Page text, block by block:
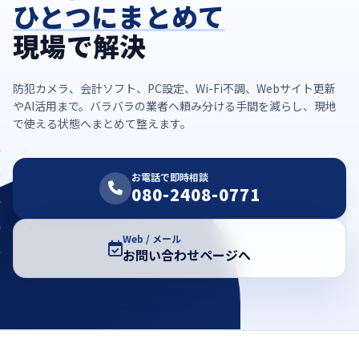
ひとつにまとめて
現場で解決
防犯カメラ、会計ソフト、PC設定、Wi-Fi不調、Webサイト更新
やAI活用まで。バラバラの業者へ頼み分ける手間を減らし、現地
で使える状態へまとめて整えます。
お電話で即時相談
080-2408-0771
Web / メール
お問い合わせページへ